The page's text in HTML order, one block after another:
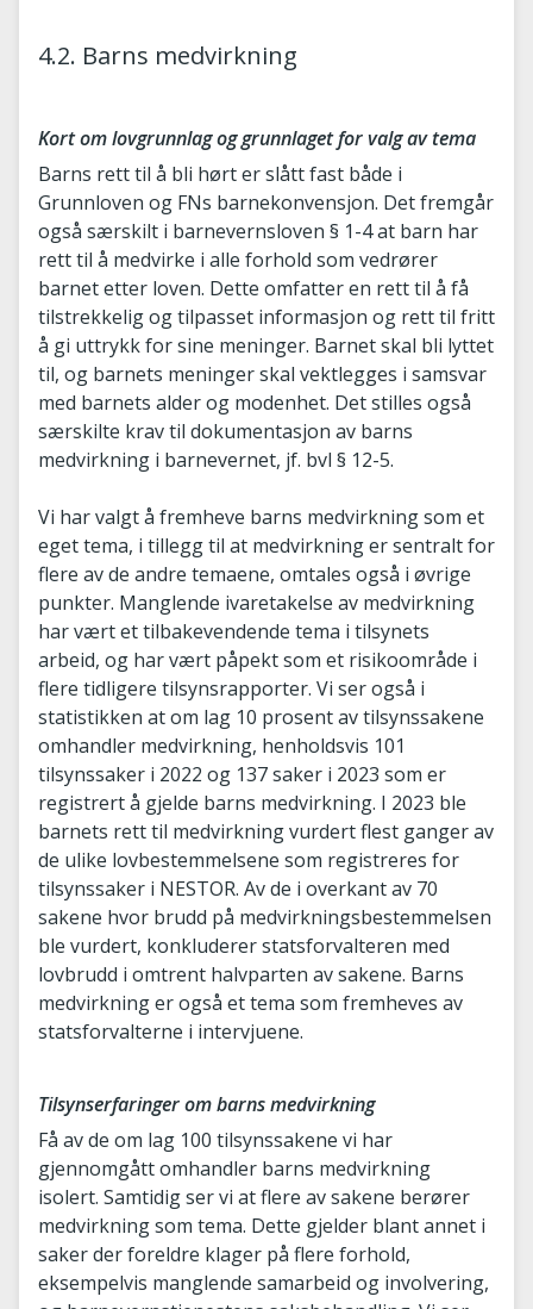
4.2. Barns medvirkning
Kort om lovgrunnlag og grunnlaget for valg av tema
Barns rett til å bli hørt er slått fast både i
Grunnloven og FNs barnekonvensjon. Det fremgår
også særskilt i barnevernsloven § 1-4 at barn har
rett til å medvirke i alle forhold som vedrører
barnet etter loven. Dette omfatter en rett til å få
tilstrekkelig og tilpasset informasjon og rett til fritt
å gi uttrykk for sine meninger. Barnet skal bli lyttet
til, og barnets meninger skal vektlegges i samsvar
med barnets alder og modenhet. Det stilles også
særskilte krav til dokumentasjon av barns
medvirkning i barnevernet, jf. bvl § 12-5.
Vi har valgt å fremheve barns medvirkning som et
eget tema, i tillegg til at medvirkning er sentralt for
flere av de andre temaene, omtales også i øvrige
punkter. Manglende ivaretakelse av medvirkning
har vært et tilbakevendende tema i tilsynets
arbeid, og har vært påpekt som et risikoområde i
flere tidligere tilsynsrapporter. Vi ser også i
statistikken at om lag 10 prosent av tilsynssakene
omhandler medvirkning, henholdsvis 101
tilsynssaker i 2022 og 137 saker i 2023 som er
registrert å gjelde barns medvirkning. I 2023 ble
barnets rett til medvirkning vurdert flest ganger av
de ulike lovbestemmelsene som registreres for
tilsynssaker i NESTOR. Av de i overkant av 70
sakene hvor brudd på medvirkningsbestemmelsen
ble vurdert, konkluderer statsforvalteren med
lovbrudd i omtrent halvparten av sakene. Barns
medvirkning er også et tema som fremheves av
statsforvalterne i intervjuene.
Tilsynserfaringer om barns medvirkning
Få av de om lag 100 tilsynssakene vi har
gjennomgått omhandler barns medvirkning
isolert. Samtidig ser vi at flere av sakene berører
medvirkning som tema. Dette gjelder blant annet i
saker der foreldre klager på flere forhold,
eksempelvis manglende samarbeid og involvering,